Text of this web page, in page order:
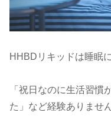
HHBDリキッドは睡眠
「祝日なのに生活習慣
た」など経験ありませ